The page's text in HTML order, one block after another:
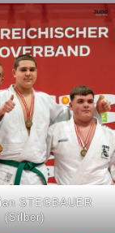
STEGBAUER
(Silber)